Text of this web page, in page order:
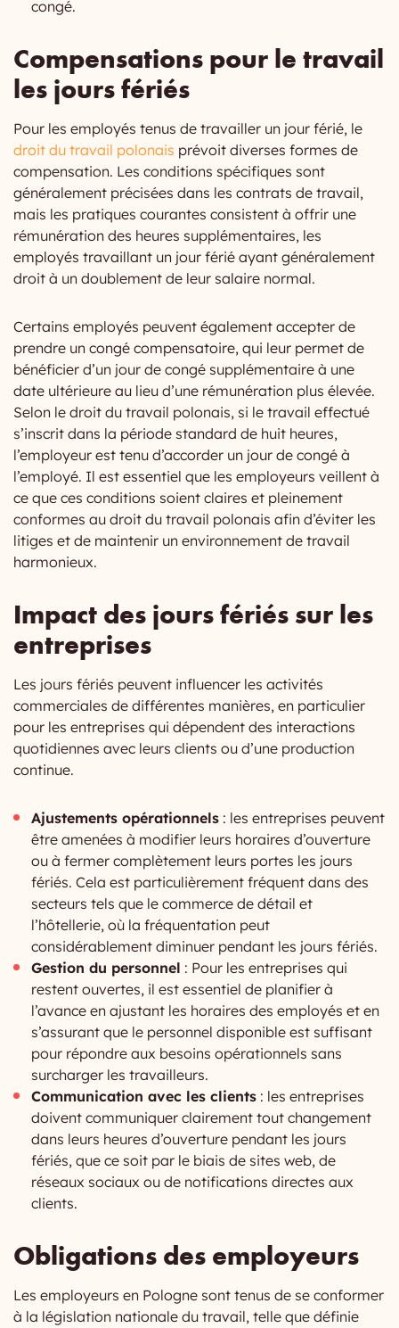
congé.
Compensations pour le travail
les jours fériés
Pour les employés tenus de travailler un jour férié, le
droit du travail polonais prévoit diverses formes de
compensation. Les conditions spécifiques sont
généralement précisées dans les contrats de travail,
mais les pratiques courantes consistent à offrir une
rémunération des heures supplémentaires, les
employés travaillant un jour férié ayant généralement
droit à un doublement de leur salaire normal.
Certains employés peuvent également accepter de
prendre un congé compensatoire, qui leur permet de
bénéficier d’un jour de congé supplémentaire à une
date ultérieure au lieu d’une rémunération plus élevée.
Selon le droit du travail polonais, si le travail effectué
s’inscrit dans la période standard de huit heures,
l’employeur est tenu d’accorder un jour de congé à
l’employé. Il est essentiel que les employeurs veillent à
ce que ces conditions soient claires et pleinement
conformes au droit du travail polonais afin d’éviter les
litiges et de maintenir un environnement de travail
harmonieux.
Impact des jours fériés sur les
entreprises
Les jours fériés peuvent influencer les activités
commerciales de différentes manières, en particulier
pour les entreprises qui dépendent des interactions
quotidiennes avec leurs clients ou d’une production
continue.
Ajustements opérationnels : les entreprises peuvent
être amenées à modifier leurs horaires d’ouverture
ou à fermer complètement leurs portes les jours
fériés. Cela est particulièrement fréquent dans des
secteurs tels que le commerce de détail et
l’hôtellerie, où la fréquentation peut
considérablement diminuer pendant les jours fériés.
Gestion du personnel : Pour les entreprises qui
restent ouvertes, il est essentiel de planifier à
l’avance en ajustant les horaires des employés et en
s’assurant que le personnel disponible est suffisant
pour répondre aux besoins opérationnels sans
surcharger les travailleurs.
Communication avec les clients : les entreprises
doivent communiquer clairement tout changement
dans leurs heures d’ouverture pendant les jours
fériés, que ce soit par le biais de sites web, de
réseaux sociaux ou de notifications directes aux
clients.
Obligations des employeurs
Les employeurs en Pologne sont tenus de se conformer
à la législation nationale du travail, telle que définie